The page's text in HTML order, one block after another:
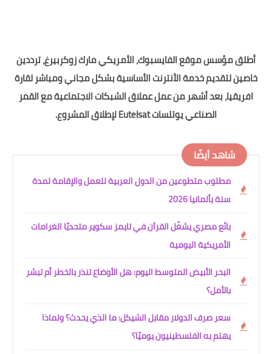
مؤسس موقع الفايسبوك، الأمريكي مارك زوكربيرغ، ترددين
لتقديم خدمة الأنترنت الأساسية بشكل مجاني ومباشر لقارة
بعد أشهر من عمل عملاق الشبكات الاجتماعية مع القمر
الصناعي يوتلسات Eutelsat لإطلاق المشروع.
شاهد أيضًا
مطلوب متطوعين من الدول العربية للعمل والإقامة لمدة
سنة بألمانيا 2026
بائع مصري يشغّل القرآن في تايمز سكوير متحديًا الغرامات
الأمريكية اليومية
البحر الأبيض المتوسط اليوم: هل الأوضاع تنذر بالخطر أم تبشر
بالأمل؟
سعر صرف الدولار مقابل الشيكل: ما الذي يحدث؟ ولماذا
يهتم به الفلسطينيون يوميًا؟